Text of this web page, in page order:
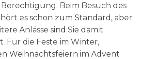
Beim Besuch des
es schon zum Standard, aber
Anlässe sind Sie damit
Für die Feste im Winter,
Weihnachtsfeiern im Advent